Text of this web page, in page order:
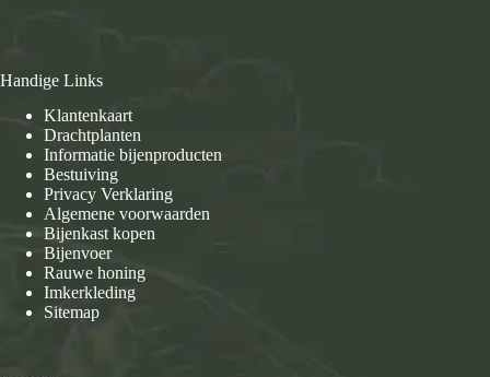
Handige Links
Klantenkaart
Drachtplanten
Informatie bijenproducten
Bestuiving
Privacy Verklaring
Algemene voorwaarden
Bijenkast kopen
Bijenvoer
Rauwe honing
Imkerkleding
Sitemap